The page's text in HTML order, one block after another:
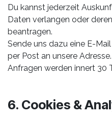
Du kannst jederzeit
Daten verlangen oder
beantragen.
Sende uns dazu eine E-Mail
per Post an unsere Adresse.
Anfragen werden innert 30
6. Cookies &